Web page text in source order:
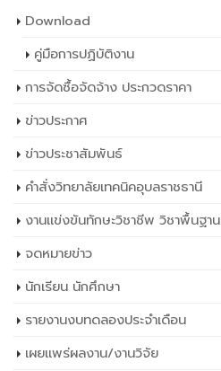
Download
คู่มือการปฏิบัติงาน
การจัดซื้อจัดจ้าง ประกวดราคา
ข่าวประกาศ
ข่าวประชาสัมพันธ์
คำสั่งวิทยาลัยเทคนิคอุบลราชธานี
งานแข่งขันทักษะวิชาชีพ วิชาพื้นฐาน
จดหมายข่าว
นักเรียน นักศึกษา
รายงานงบทดลองประจำเดือน
เผยเเพร่ผลงาน/งานวิจัย